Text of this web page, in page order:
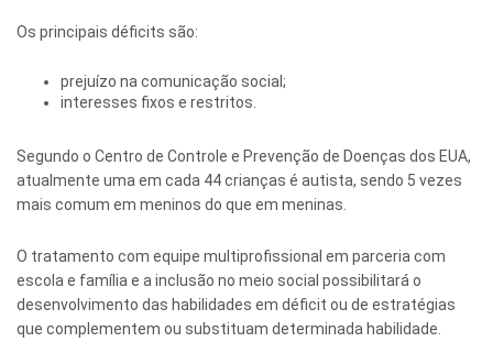
Os principais déficits são:
prejuízo na comunicação social;
interesses fixos e restritos.
Segundo o Centro de Controle e Prevenção de Doenças dos EUA,
atualmente uma em cada 44 crianças é autista, sendo 5 vezes
mais comum em meninos do que em meninas.
O tratamento com equipe multiprofissional em parceria com
escola e família e a inclusão no meio social possibilitará o
desenvolvimento das habilidades em déficit ou de estratégias
que complementem ou substituam determinada habilidade.